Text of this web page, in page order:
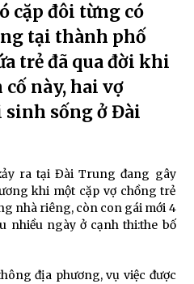
cặp đôi từng có
tại thành phố
trẻ đã qua đời khi
cố này, hai vợ
sống ở Đài
ra tạiĐài Trung đang gây
khi một cặp vợ chồng trẻ
nhà riêng, còn con gái mới 4
nhiều ngày ở cạnh thi:the bố
địa phương, vụ việc được